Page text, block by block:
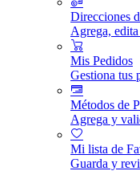
Direcciones
Agrega,
Mis Pedidos
Gestiona tus
Métodos de
Agrega y
Mi lista de
Guarda y